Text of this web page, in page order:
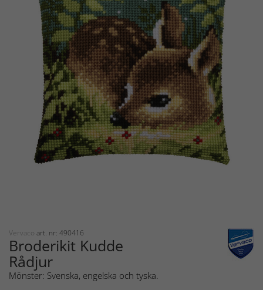
Vervaco art. nr: 490416
Broderikit Kudde
Rådjur
Mönster: Svenska, engelska och tyska.